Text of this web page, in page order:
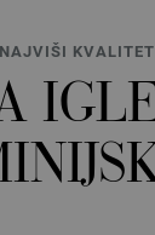
KVALITET